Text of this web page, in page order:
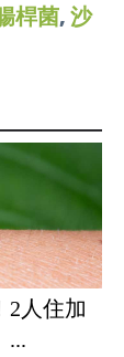
桿菌, 沙
2人住加
...